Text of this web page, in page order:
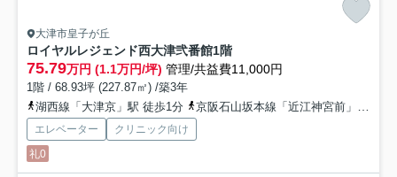
大津市皇子が丘
ロイヤルレジェンド西大津弐番館1階
75.79万円 (1.1万円/坪) 管理/共益費11,000円
1階 / 68.93坪 (227.87㎡) /築3年
湖西線「大津京」駅 徒歩1分
京阪石山坂本線「近江神宮前」駅 徒歩10分
エレベーター
クリニック向け
礼0